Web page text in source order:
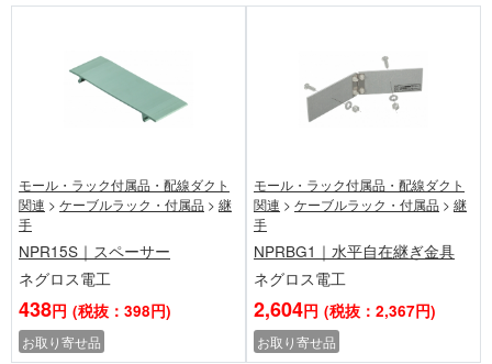
モール・ラック付属品・配線ダクト
関連 > ケーブルラック・付属品 > 継
手
NPR15S｜スペーサー
ネグロス電工
438円 (税抜：398円)
お取り寄せ品
モール・ラック付属品・配線ダクト
関連 > ケーブルラック・付属品 > 継
手
NPRBG1｜水平自在継ぎ金具
ネグロス電工
2,604円 (税抜：2,367円)
お取り寄せ品